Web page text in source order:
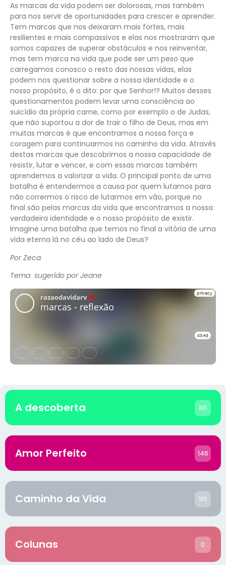
As marcas da vida podem ser dolorosas, mas também
para nos servir de oportunidades para crescer e aprender.
Tem marcas que nos deixaram mais fortes, mais
resilientes e mais compassivos e elas nos mostraram que
somos capazes de superar obstáculos e nos reinventar,
mas tem marca na vida que pode ser um peso que
carregamos conosco o resto das nossas vidas, elas
podem nos questionar sobre a nossa identidade e o
nosso propósito, é o dito: por que Senhor!? Muitos desses
questionamentos podem levar uma consciência ao
suicídio da própria carne, como por exemplo o de Judas,
que não suportou a dor de trair o filho de Deus, mas em
muitas marcas é que encontramos a nossa força e
coragem para continuarmos no caminho da vida. Através
destas marcas que descobrimos a nossa capacidade de
resistir, lutar e vencer, e com essas marcas também
aprendemos a valorizar a vida. O principal ponto de uma
batalha é entendermos a causa por quem lutamos para
não corrermos o risco de lutarmos em vão, porque no
final são pelas marcas da vida que encontramos a nossa
verdadeira identidade e o nosso propósito de existir.
Imagine uma batalha que temos no final a vitória de uma
vida eterna lá no céu ao lado de Deus?
Por Zeca
Tema sugerido por Jeane
A descoberta 101
Amor Perfeito 146
Caminho da Vida 101
Colunas 0